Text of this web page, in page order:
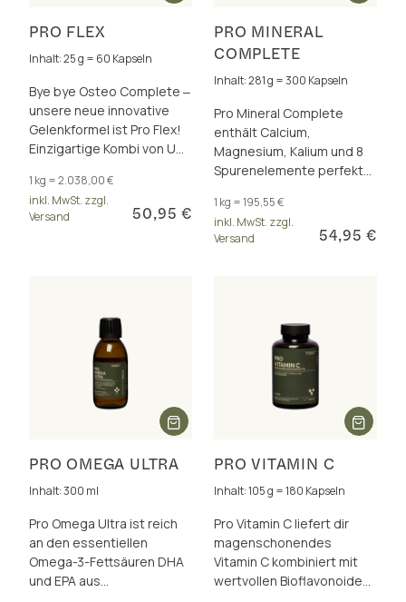
PRO FLEX
Inhalt: 25 g = 60 Kapseln
Bye bye Osteo Complete ‒
unsere neue innovative
Gelenkformel ist Pro Flex!
Einzigartige Kombi von UC-
Gelenknährstoffen & Bor.
1 kg = 2.038,00 €
inkl. MwSt. zzgl.
Versand
50,95 €
PRO MINERAL
COMPLETE
Inhalt: 281 g = 300 Kapseln
Pro Mineral Complete
enthält Calcium,
Magnesium, Kalium und 8
Spurenelemente perfekt
17 hervorragend
bioverfügbare Formen.
1 kg = 195,55 €
inkl. MwSt. zzgl.
Versand
54,95 €
PRO OMEGA ULTRA
Inhalt: 300 ml
Pro Omega Ultra ist reich
an den essentiellen
Omega-3-Fettsäuren DHA
und EPA aus
PRO VITAMIN C
Inhalt: 105 g = 180 Kapseln
Pro Vitamin C liefert dir
magenschonendes
Vitamin C kombiniert mit
wertvollen Bioflavonoiden